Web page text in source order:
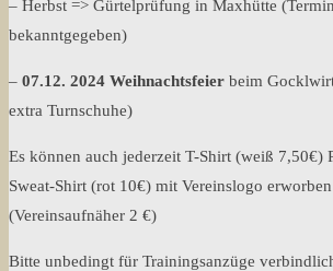
– Herbst => Gürtelprüfung in Maxhütte
bekanntgegeben)
– 07.12. 2024 Weihnachtsfeier beim
extra Turnschuhe)
Es können auch jederzeit T-Shirt (weiß 7,50€)
Sweat-Shirt (rot 10€) mit Vereinslogo
(Vereinsaufnäher 2 €)
Bitte unbedingt für Trainingsanzüge